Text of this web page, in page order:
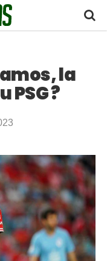
la
?